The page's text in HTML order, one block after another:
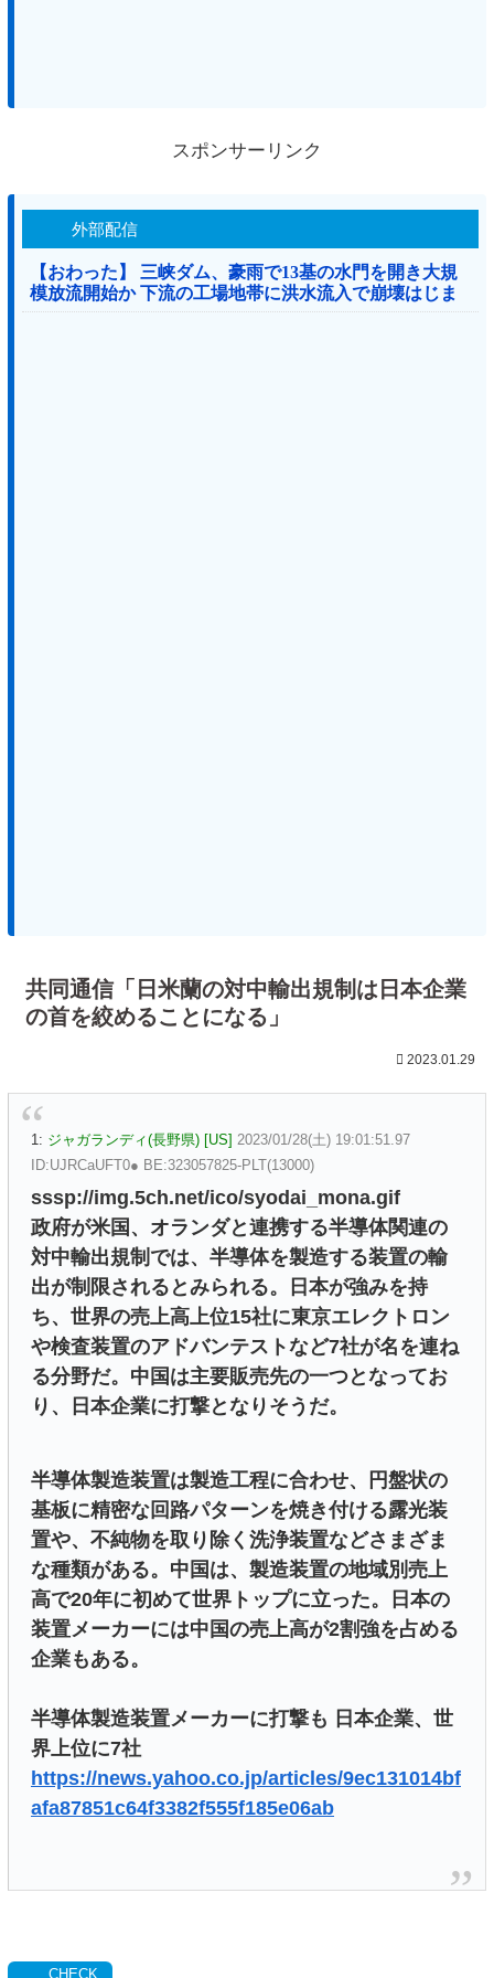
スポンサーリンク
外部配信
【おわった】 三峡ダム、豪雨で13基の水門を開き大規
模放流開始か 下流の工場地帯に洪水流入で崩壊はじま
る
共同通信「日米蘭の対中輸出規制は日本企業
の首を絞めることになる」
2023.01.29
1: ジャガランディ(長野県) [US] 2023/01/28(土) 19:01:51.97
ID:UJRCaUFT0● BE:323057825-PLT(13000)
sssp://img.5ch.net/ico/syodai_mona.gif
政府が米国、オランダと連携する半導体関連の
対中輸出規制では、半導体を製造する装置の輸
出が制限されるとみられる。日本が強みを持
ち、世界の売上高上位15社に東京エレクトロン
や検査装置のアドバンテストなど7社が名を連ね
る分野だ。中国は主要販売先の一つとなってお
り、日本企業に打撃となりそうだ。
半導体製造装置は製造工程に合わせ、円盤状の
基板に精密な回路パターンを焼き付ける露光装
置や、不純物を取り除く洗浄装置などさまざま
な種類がある。中国は、製造装置の地域別売上
高で20年に初めて世界トップに立った。日本の
装置メーカーには中国の売上高が2割強を占める
企業もある。
半導体製造装置メーカーに打撃も 日本企業、世
界上位に7社
https://news.yahoo.co.jp/articles/9ec131014bf
afa87851c64f3382f555f185e06ab